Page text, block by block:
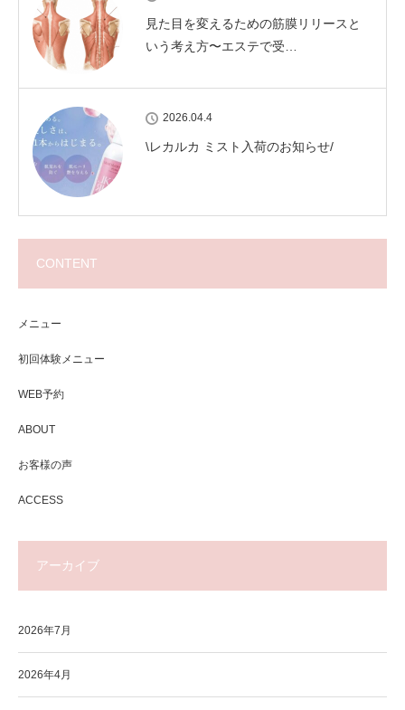
見た目を変えるための筋膜リリースと
いう考え方〜エステで受…
2026.04.4
\レカルカ ミスト入荷のお知らせ/
CONTENT
メニュー
初回体験メニュー
WEB予約
ABOUT
お客様の声
ACCESS
アーカイブ
2026年7月
2026年4月